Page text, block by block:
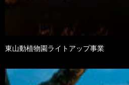
東山動植物園ライトアップ事業